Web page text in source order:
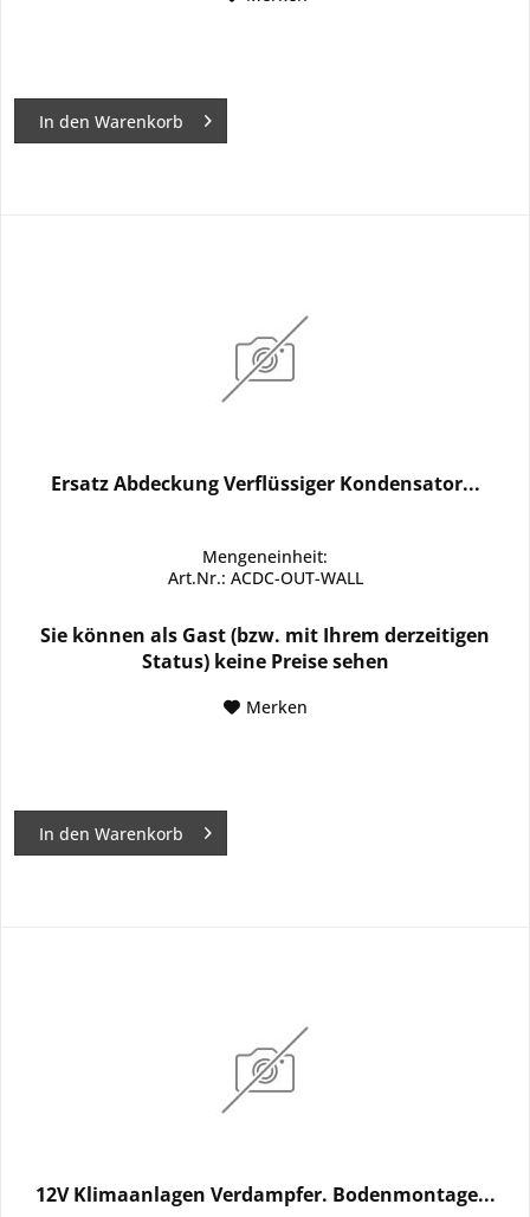
In den Warenkorb
Ersatz Abdeckung Verflüssiger Kondensator...
Mengeneinheit:
Art.Nr.: ACDC-OUT-WALL
Sie können als Gast (bzw. mit Ihrem derzeitigen
Status) keine Preise sehen
Merken
In den Warenkorb
12V Klimaanlagen Verdampfer. Bodenmontage...